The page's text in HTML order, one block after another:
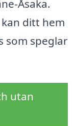
Åsaka.
ditt hem
som speglar
utan